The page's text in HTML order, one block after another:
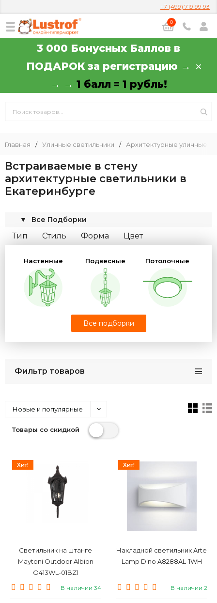
+7 (499) 719 99 93
0
3 000 Бонусных Баллов в
ПОДАРОК за регистрацию →
→ → 1 балл = 1 рубль!
Главная / Уличные светильники / Архитектурные уличные
Встраиваемые в стену
архитектурные светильники в
Екатеринбурге
Все Подборки
▼
Тип Стиль Форма
Цвет
Материал
Мощность Бренд
Все подборки
Настенные Подвесные Потолочные
Архитектурные
Фильтр товаров
Новые и популярные
Товары со скидкой
Хит!
Светильник на штанге
Maytoni Outdoor Albion
O413WL-01BZ1
В наличии 34
Хит!
Накладной светильник Arte
Lamp Dino A8288AL-1WH
В наличии 2